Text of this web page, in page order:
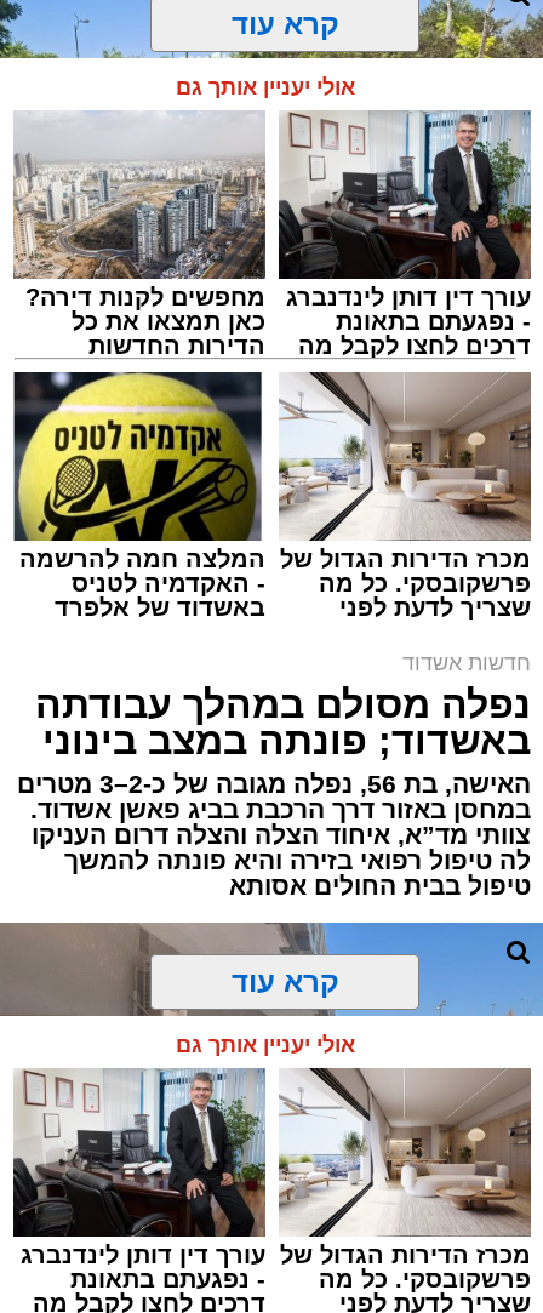
צילום: דוברות איחוד הצלה
מערכת האתר / 15:39 07.08.26
תגים: איחוד הצלה אשדוד, הצלה
אירוע דרמטי הסתיים בנס רפואי באשדוד, לאחר
שגבר בן 56 התמוטט בביתו שבאחד הרחובות
ברובע י"א בעיר, כתוצאה מאירוע פתאומי שגרם
להפסקת פעילות ליבו.
למקום הוזעקו מיד צוותי רפואה ומתנדבים של
ארגון "איחוד הצלה". החובשים והפרמדיקים
שהגיעו לזירה הבחינו כי הגבר ללא דופק וללא
הכרה, ופתחו מיידית בפעולות החייאה מתקדמות,
הכוללות עיסויי לב ושימוש במפעם (דפיברילטור).
בזכות התושייה והפעילות המהירה והמקצועית של
הצוותים בשטח, ליבו של הגבר שב לפעום.
לאחר ייצוב מצבו הראשוני, הוא פונה באמבולנס
לבית חולים להמשך קבלת טיפול רפואי כשמצבו
מוגדר יציב.
מעוניינים להגיב? לדווח ? צרו איתנו קשר במייל -
ASHDODS@ISNET.CO.IL
קרא עוד
אולי יעניין אותך גם
עורך דין דותן לינדנברג
- נפגעתם בתאונת
דרכים לחצו לקבל מה
שמגיע לכם
מחפשים לקנות דירה?
כאן תמצאו את כל
הדירות החדשות
למכירה באשדוד >>>
מכרז הדירות הגדול של
פרשקובסקי. כל מה
שצריך לדעת לפני
באשדוד
המלצה חמה להרשמה
- האקדמיה לטניס
באשדוד של אלפרד
חדשות אשדוד
נפלה מסולם במהלך עבודתה
באשדוד; פונתה במצב בינוני
האישה, בת 56, נפלה מגובה של כ-2–3 מטרים
במחסן באזור דרך הרכבת בביג פאשן אשדוד.
צוותי מד”א, איחוד הצלה והצלה דרום העניקו
לה טיפול רפואי בזירה והיא פונתה להמשך
טיפול בבית החולים אסותא
קרא עוד
אולי יעניין אותך גם
מכרז הדירות הגדול של
פרשקובסקי. כל מה
שצריך לדעת לפני
עורך דין דותן לינדנברג
- נפגעתם בתאונת
דרכים לחצו לקבל מה